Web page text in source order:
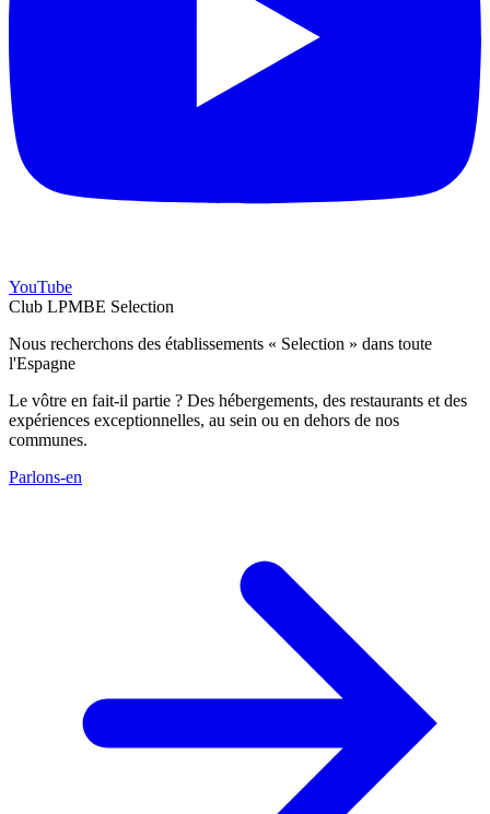
YouTube
Club LPMBE Selection
Nous recherchons des établissements « Selection » dans toute
l'Espagne
Le vôtre en fait-il partie ? Des hébergements, des restaurants et des
expériences exceptionnelles, au sein ou en dehors de nos
communes.
Parlons-en